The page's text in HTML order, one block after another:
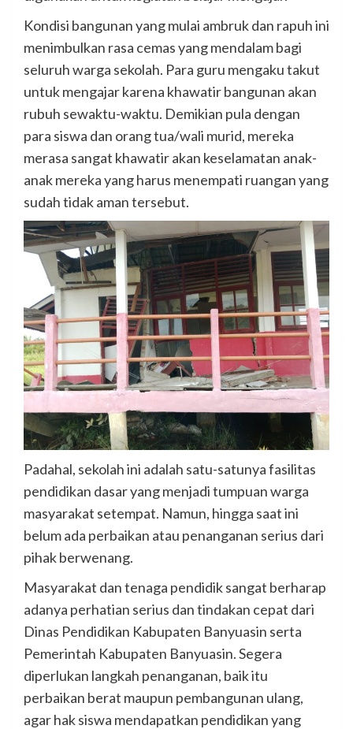
Kondisi bangunan yang mulai ambruk dan rapuh ini
menimbulkan rasa cemas yang mendalam bagi
seluruh warga sekolah. Para guru mengaku takut
untuk mengajar karena khawatir bangunan akan
rubuh sewaktu-waktu. Demikian pula dengan
para siswa dan orang tua/wali murid, mereka
merasa sangat khawatir akan keselamatan anak-
anak mereka yang harus menempati ruangan yang
sudah tidak aman tersebut.
Padahal, sekolah ini adalah satu-satunya fasilitas
pendidikan dasar yang menjadi tumpuan warga
masyarakat setempat. Namun, hingga saat ini
belum ada perbaikan atau penanganan serius dari
pihak berwenang.
Masyarakat dan tenaga pendidik sangat berharap
adanya perhatian serius dan tindakan cepat dari
Dinas Pendidikan Kabupaten Banyuasin serta
Pemerintah Kabupaten Banyuasin. Segera
diperlukan langkah penanganan, baik itu
perbaikan berat maupun pembangunan ulang,
agar hak siswa mendapatkan pendidikan yang